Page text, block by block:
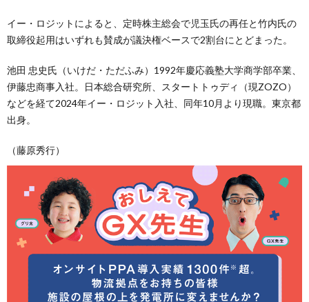
イー・ロジットによると、定時株主総会で児玉氏の再任と竹内氏の
取締役起用はいずれも賛成が議決権ベースで2割台にとどまった。
池田 忠史氏（いけだ・ただふみ）1992年慶応義塾大学商学部卒業、
伊藤忠商事入社。日本総合研究所、スタートトゥディ（現ZOZO）
などを経て2024年イー・ロジット入社、同年10月より現職。東京都
出身。
（藤原秀行）